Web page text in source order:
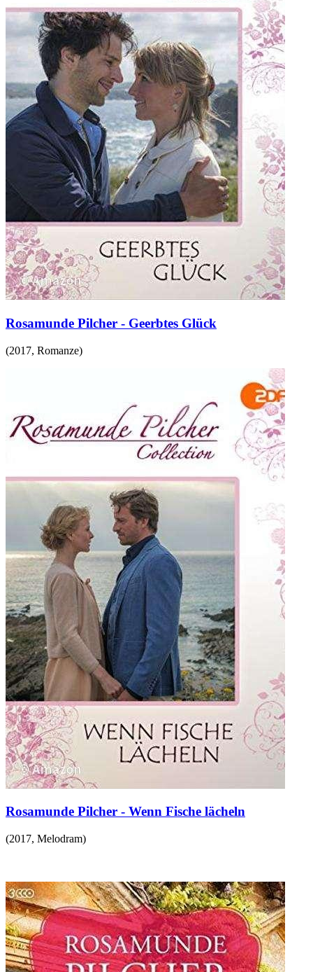
Rosamunde Pilcher - Geerbtes Glück
(2017, Romanze)
Rosamunde Pilcher - Wenn Fische lächeln
(2017, Melodram)